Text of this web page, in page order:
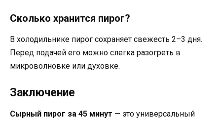
Сколько хранится пирог?
В холодильнике пирог сохраняет свежесть 2–3 дня.
Перед подачей его можно слегка разогреть в
микроволновке или духовке.
Заключение
Сырный пирог за 45 минут — это универсальный